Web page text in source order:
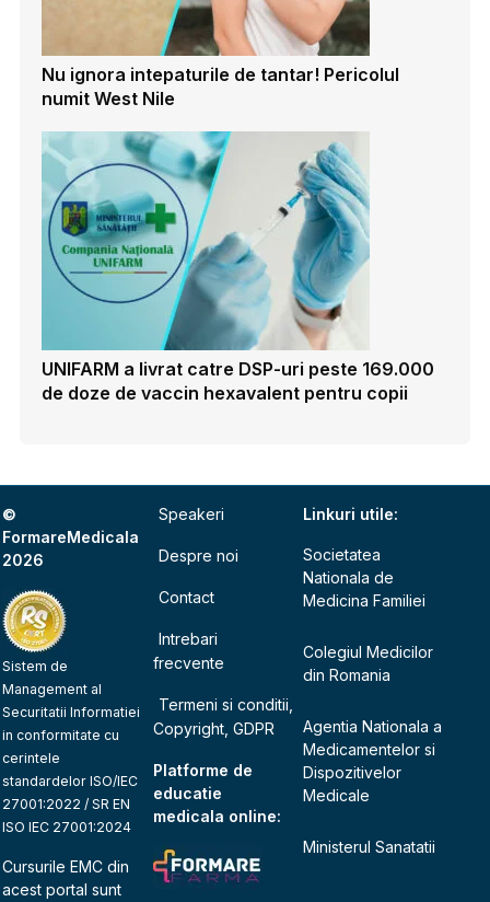
Nu ignora intepaturile de tantar! Pericolul
numit West Nile
UNIFARM a livrat catre DSP-uri peste 169.000
de doze de vaccin hexavalent pentru copii
©
FormareMedicala
2026
Sistem de
Management al
Securitatii Informatiei
in conformitate cu
cerintele
standardelor ISO/IEC
27001:2022 / SR EN
ISO IEC 27001:2024
Cursurile EMC din
acest portal sunt
Speakeri
Despre noi
Contact
Intrebari
frecvente
Termeni si conditii,
Copyright, GDPR
Platforme de
educatie
medicala online:
Linkuri utile:
Societatea
Nationala de
Medicina Familiei
Colegiul Medicilor
din Romania
Agentia Nationala a
Medicamentelor si
Dispozitivelor
Medicale
Ministerul Sanatatii